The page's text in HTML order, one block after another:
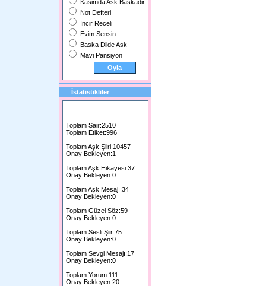
Kasimda Ask Baskadir
Not Defteri
Incir Receli
Evim Sensin
Baska Dilde Ask
Mavi Pansiyon
İstatistikliler
Toplam Şair:2510
Toplam Etiket:996
Toplam Aşk Şiiri:10457
Onay Bekleyen:1
Toplam Aşk Hikayesi:37
Onay Bekleyen:0
Toplam Aşk Mesajı:34
Onay Bekleyen:0
Toplam Güzel Söz:59
Onay Bekleyen:0
Toplam Sesli Şiir:75
Onay Bekleyen:0
Toplam Sevgi Mesajı:17
Onay Bekleyen:0
Toplam Yorum:111
Onay Bekleyen:20